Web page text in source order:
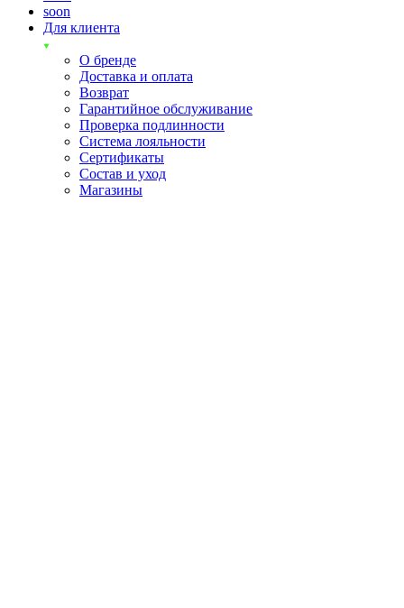
soon
Для клиента
О бренде
Доставка и оплата
Возврат
Гарантийное обслуживание
Проверка подлинности
Система лояльности
Сертификаты
Состав и уход
Магазины